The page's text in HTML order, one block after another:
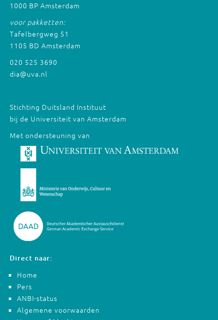
1000 BP Amsterdam
voor pakketten:
Tafelbergweg 51
1105 BD Amsterdam
020 525 3690
dia@uva.nl
Stichting Duitsland Instituut
bij de Universiteit van Amsterdam
Met ondersteuning van
Direct naar:
Home
Pers
ANBI-status
Algemene voorwaarden